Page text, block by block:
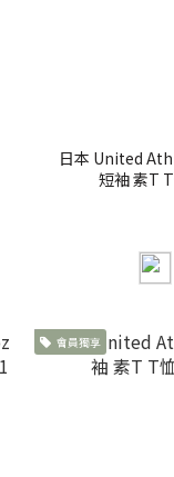
日本 United
短袖 素T
會員獨享